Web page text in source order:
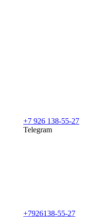
+7 926 138-55-27
Telegram
+7926138-55-27